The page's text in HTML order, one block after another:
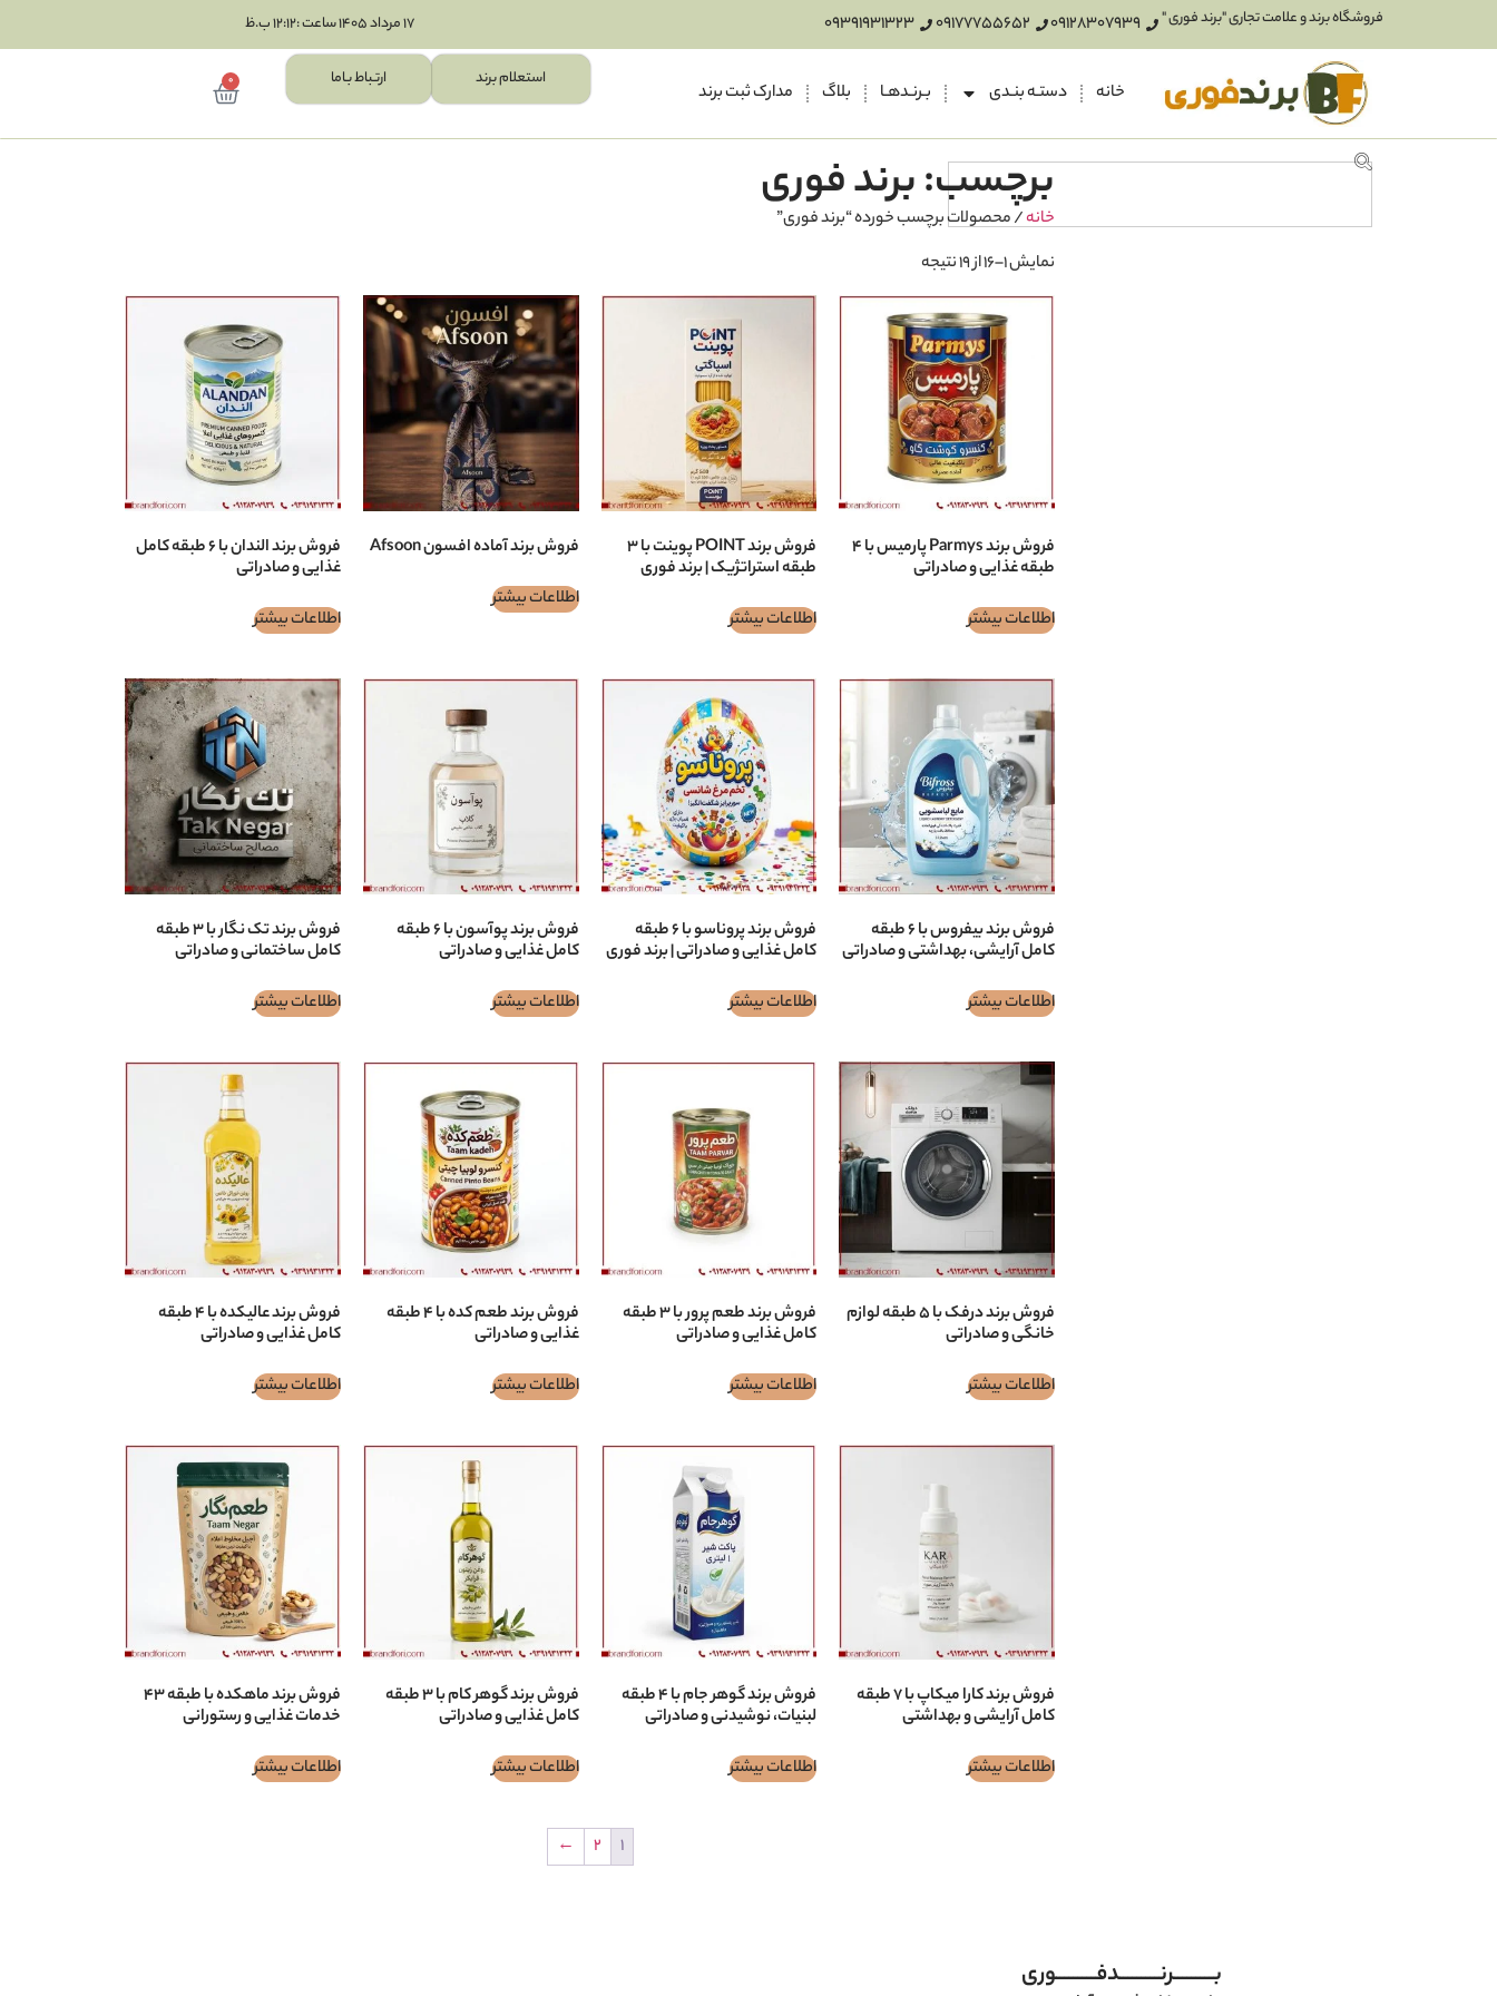
فروشگاه برند و علامت تجاری "برند فوری " 09128307939
09177755652
09391931323 17 مرداد 1405 ساعت :12:12 ب.ظ
خانه دستـه بنـدی بـرنـدهـا بلاگ مدارک ثبت برند
استعلام برند ارتـباط بـاما 0
برچسب: برند فوری
خانه/ محصولات برچسب خورده “برند فوری”
نمایش 1–16 از 19 نتیجه
فروش برند Parmys پارمیس با ۴
طبقه غذایی و صادراتی
اطلاعات بیشتر
فروش برند POINT پوينت با ۳
طبقه استراتژیک | برند فوری
اطلاعات بیشتر
فروش برند آماده افسون Afsoon
اطلاعات بیشتر
فروش برند الندان با ۶ طبقه کامل
غذایی و صادراتی
اطلاعات بیشتر
فروش برند بيفروس با ۶ طبقه
کامل آرایشی، بهداشتی و صادراتی
اطلاعات بیشتر
فروش برند پروناسو با ۶ طبقه
کامل غذایی و صادراتی | برند فوری
اطلاعات بیشتر
فروش برند پوآسون با ۶ طبقه
کامل غذایی و صادراتی
اطلاعات بیشتر
فروش برند تک نگار با ۳ طبقه
کامل ساختمانی و صادراتی
اطلاعات بیشتر
فروش برند درفک با ۵ طبقه لوازم
خانگی و صادراتی
اطلاعات بیشتر
فروش برند طعم پرور با ۳ طبقه
کامل غذایی و صادراتی
اطلاعات بیشتر
فروش برند طعم كده با ۴ طبقه
غذایی و صادراتی
اطلاعات بیشتر
فروش برند عالیکده با ۴ طبقه
کامل غذایی و صادراتی
اطلاعات بیشتر
فروش برند کارا ميكاپ با ۷ طبقه
کامل آرایشی و بهداشتی
اطلاعات بیشتر
فروش برند گوهر جام با ۴ طبقه
لبنیات، نوشیدنی و صادراتی
اطلاعات بیشتر
فروش برند گوهر كام با ۳ طبقه
کامل غذایی و صادراتی
اطلاعات بیشتر
فروش برند ماهكده با طبقه ۴۳
خدمات غذایی و رستورانی
اطلاعات بیشتر
1
2
←
بـــــــــرنـــــــــدفـــــــــوری